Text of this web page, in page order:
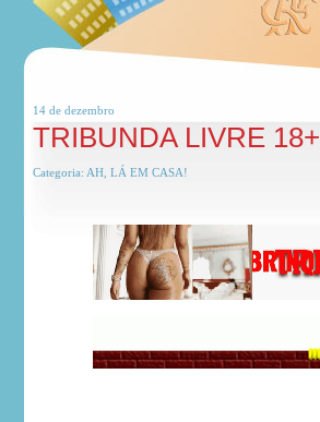
14 de dezembro
TRIBUNDA LIVRE 18+
Categoria: AH, LÁ EM CASA!